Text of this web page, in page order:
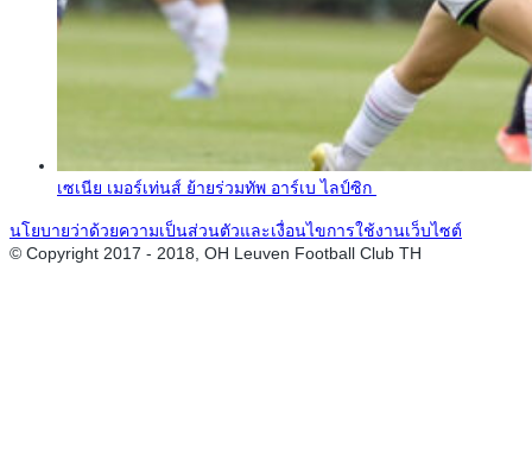
เซเนีย เมอร์เท่นส์ ย้ายร่วมทัพ อาร์เบ ไลป์ซิก
นโยบายว่าด้วยความเป็นส่วนตัวและเงื่อนไขการใช้งานเว็บไซต์
© Copyright 2017 - 2018, OH Leuven Football Club TH